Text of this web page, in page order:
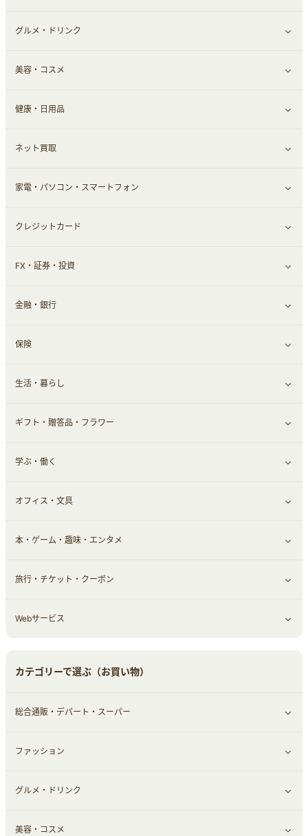
総合通販
すべて見る
ファッション
インナー・下着
スーツ・フォーマル
グルメ・ドリンク
すべて見る
グルメ
お酒
食材宅配
ウォーターサーバー
美容・コスメ
すべて見る
ヘアケア
エステ・サロン
メンズ美容
健康・日用品
すべて見る
スポーツ・フィットネス
日用品・薬局・からだ
ネット買取
すべて見る
ネット買取
家電・パソコン・スマートフォン
すべて見る
家電・パソコン・ソフトウェア
通信・レンタルサーバー
スマホ・携帯電話・SIM
定額制有料コンテンツ
クレジットカード
すべて見る
クレジットカード
FX・証券・投資
すべて見る
証券
仮想通貨
その他投資
金融・銀行
銀行・ネット銀行
キャッシング・ローン
その他金融
保険
すべて見る
保険相談・面談
生活・暮らし
すべて見る
住まい・暮らし
不動産
引越し
エコ・エネルギー
車情報・カーシェア・レンタル
ギフト・贈答品・フラワー
すべて見る
ギフト・贈答品
学ぶ・働く
すべて見る
習い事・学習・学校
仕事・転職
オフィス・文具
すべて見る
オフィス・文具
本・ゲーム・趣味・エンタメ
すべて見る
ゲーム・趣味
旅行・チケット・クーポン
すべて見る
Webサービス
カテゴリーで選ぶ（お買い物）
総合通販・デパート・スーパー
すべて見る
総合通販
デパート・スーパー
ファッション
すべて見る
ファッション
グルメ・ドリンク
すべて見る
美容・コスメ